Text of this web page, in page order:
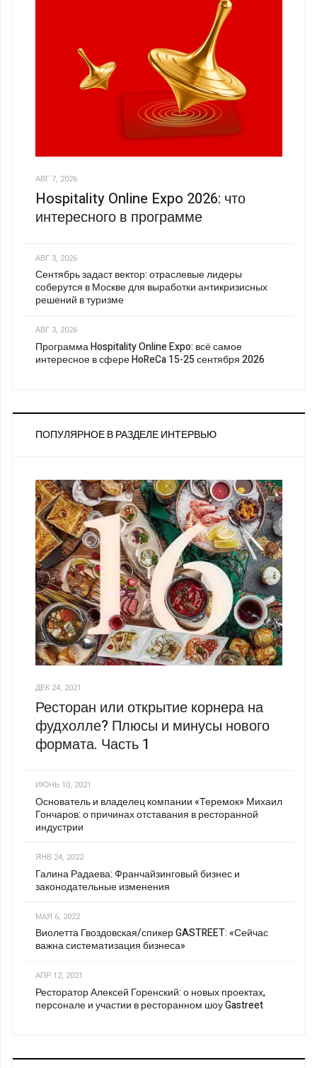
АВГ 7, 2026
Hospitality Online Expo 2026: что
интересного в программе
АВГ 3, 2026
Сентябрь задаст вектор: отраслевые лидеры
соберутся в Москве для выработки антикризисных
решений в туризме
АВГ 3, 2026
Программа Hospitality Online Expo: всё самое
интересное в сфере HoReCa 15-25 сентября 2026
ПОПУЛЯРНОЕ В РАЗДЕЛЕ ИНТЕРВЬЮ
ДЕК 24, 2021
Ресторан или открытие корнера на
фудхолле? Плюсы и минусы нового
формата. Часть 1
ИЮНЬ 10, 2021
Основатель и владелец компании «Теремок» Михаил
Гончаров: о причинах отставания в ресторанной
индустрии
ЯНВ 24, 2022
Галина Радаева: Франчайзинговый бизнес и
законодательные изменения
МАЯ 6, 2022
Виолетта Гвоздовская/спикер GASTREET: «Сейчас
важна систематизация бизнеса»
АПР 12, 2021
Ресторатор Алексей Горенский: о новых проектах,
персонале и участии в ресторанном шоу Gastreet